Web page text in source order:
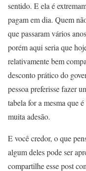
sentido. E ela é
pagam em dia. Quem
que passaram vários
porém aqui seria que
relativamente bem
desconto prático do
pessoa preferisse fazer
tabela for a mesma que
muita adesão.
E você credor, o que
algum deles pode ser
compartilhe esse post